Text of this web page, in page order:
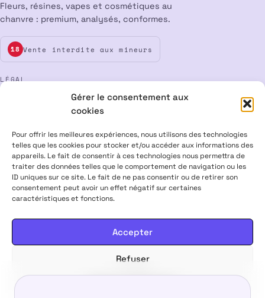
Gérer le consentement aux
cookies
Pour offrir les meilleures expériences, nous utilisons des technologies
telles que les cookies pour stocker et/ou accéder aux informations des
appareils. Le fait de consentir à ces technologies nous permettra de
traiter des données telles que le comportement de navigation ou les
ID uniques sur ce site. Le fait de ne pas consentir ou de retirer son
consentement peut avoir un effet négatif sur certaines
caractéristiques et fonctions.
Accepter
Refuser
Fleurs, résines, vapes et cosmétiques au
chanvre : premium, analysés, conformes.
18 Vente interdite aux mineurs
LÉGAL
CGV Confidentialité
Cookies
ALPHA X CBD Shop © 2026 · Tous droits réservés
Visa
Mastercard CB
PRODUITS CONTENANT MOINS DE 0,3 % DE THC, CONFORMES À LA
INTERDITS AUX FEMMES ENCEINTES & ALLAITANTES · NE PAS
CONDUIRE APRÈS USAGE · VENTE INTERDITE AUX MINEURS